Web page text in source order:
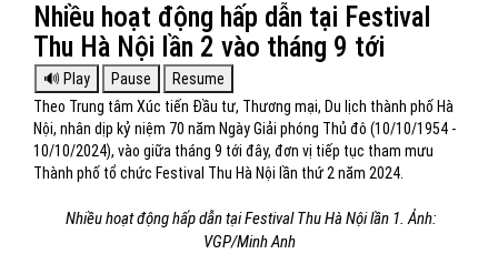
Nhiều hoạt động hấp dẫn tại Festival
Thu Hà Nội lần 2 vào tháng 9 tới
Theo Trung tâm Xúc tiến Đầu tư, Thương mại, Du lịch thành phố Hà
Nội, nhân dịp kỷ niệm 70 năm Ngày Giải phóng Thủ đô (10/10/1954 -
10/10/2024), vào giữa tháng 9 tới đây, đơn vị tiếp tục tham mưu
Thành phố tổ chức Festival Thu Hà Nội lần thứ 2 năm 2024.
Nhiều hoạt động hấp dẫn tại Festival Thu Hà Nội lần 1. Ảnh:
VGP/Minh Anh